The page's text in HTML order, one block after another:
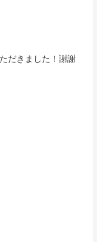
だきました！謝謝